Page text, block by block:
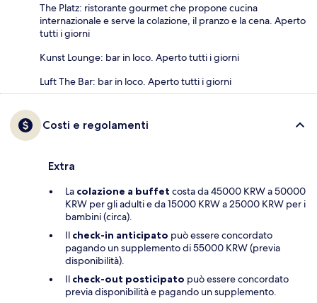
The Platz: ristorante gourmet che propone cucina
internazionale e serve la colazione, il pranzo e la cena. Aperto
tutti i giorni
Kunst Lounge: bar in loco. Aperto tutti i giorni
Luft The Bar: bar in loco. Aperto tutti i giorni
Costi e regolamenti
Extra
La colazione a buffet costa da 45000 KRW a 50000
KRW per gli adulti e da 15000 KRW a 25000 KRW per i
bambini (circa).
Il check-in anticipato può essere concordato
pagando un supplemento di 55000 KRW (previa
disponibilità).
Il check-out posticipato può essere concordato
previa disponibilità e pagando un supplemento.